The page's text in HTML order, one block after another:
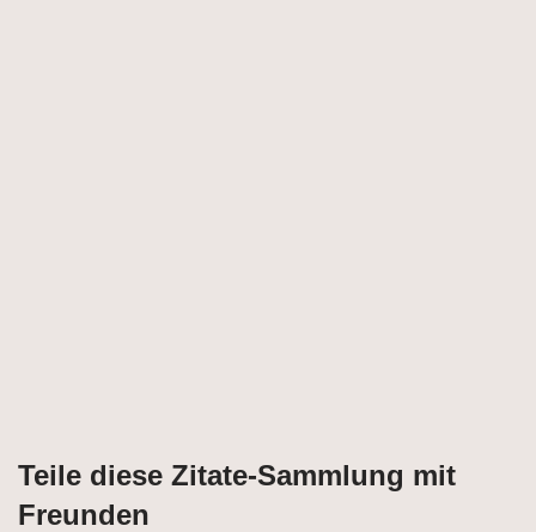
Teile diese Zitate-Sammlung mit
Freunden